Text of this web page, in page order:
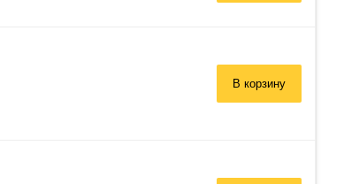
В корзину